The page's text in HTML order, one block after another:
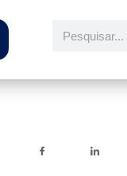
Pesquisar